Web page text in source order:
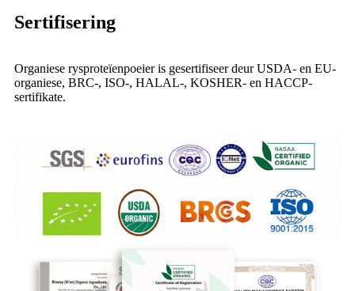
Sertifisering
Organiese rysproteïenpoeier is gesertifiseer deur USDA- en EU-
organiese, BRC-, ISO-, HALAL-, KOSHER- en HACCP-
sertifikate.